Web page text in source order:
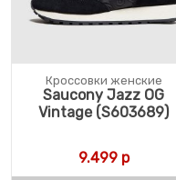
Кроссовки женские
Saucony Jazz OG
Vintage (S603689)
9.499р